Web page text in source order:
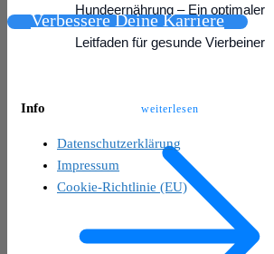
Hundeernährung – Ein optimaler
Leitfaden für gesunde Vierbeiner
weiterlesen
Verbessere Deine Karriere
Info
Datenschutzerklärung
Impressum
Cookie-Richtlinie (EU)